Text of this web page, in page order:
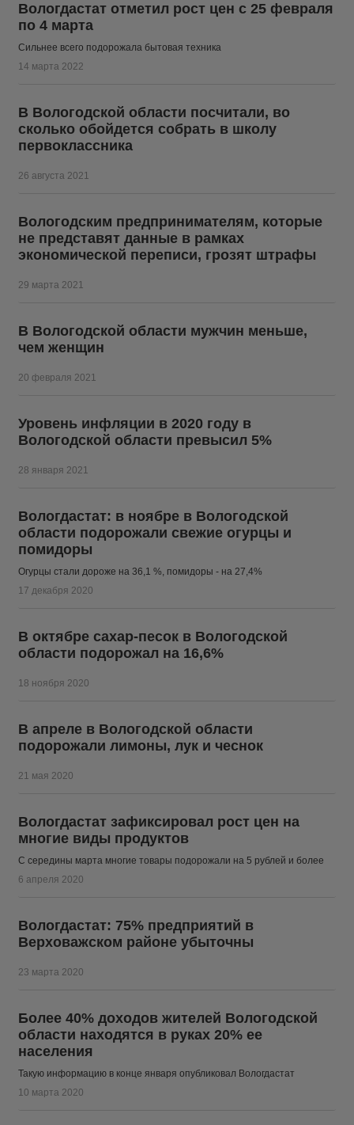
Вологдастат отметил рост цен с 25 февраля
по 4 марта
Сильнее всего подорожала бытовая техника
14 марта 2022
В Вологодской области посчитали, во
сколько обойдется собрать в школу
первоклассника
26 августа 2021
Вологодским предпринимателям, которые
не представят данные в рамках
экономической переписи, грозят штрафы
29 марта 2021
В Вологодской области мужчин меньше,
чем женщин
20 февраля 2021
Уровень инфляции в 2020 году в
Вологодской области превысил 5%
28 января 2021
Вологдастат: в ноябре в Вологодской
области подорожали свежие огурцы и
помидоры
Огурцы стали дороже на 36,1 %, помидоры - на 27,4%
17 декабря 2020
В октябре сахар-песок в Вологодской
области подорожал на 16,6%
18 ноября 2020
В апреле в Вологодской области
подорожали лимоны, лук и чеснок
21 мая 2020
Вологдастат зафиксировал рост цен на
многие виды продуктов
С середины марта многие товары подорожали на 5 рублей и более
6 апреля 2020
Вологдастат: 75% предприятий в
Верховажском районе убыточны
23 марта 2020
Более 40% доходов жителей Вологодской
области находятся в руках 20% ее
населения
Такую информацию в конце января опубликовал Вологдастат
10 марта 2020